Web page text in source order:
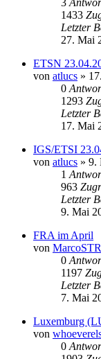
3
1433
Letzter
27. Mai
ETSN
von atlucs »
0
1293
Letzter
17. Mai
IGS/ETSI
von atlucs » 9.
1
963
Letzter
9. Mai
FRA im April
von MarcoSTR
0
1197
Letzter
7. Mai
Luxemburg
von
0